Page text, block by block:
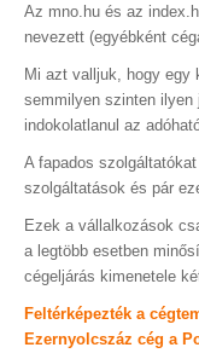
Az mno.hu és az
nevezett (egyébként
Mi azt valljuk, hogy egy
semmilyen szinten
indokolatlanul az
A fapados
szolgáltatások és pár
Ezek a vállalkozások
a legtöbb esetben
cégeljárás kimenetele
Feltérképezték a
Ezernyolcszáz cég a